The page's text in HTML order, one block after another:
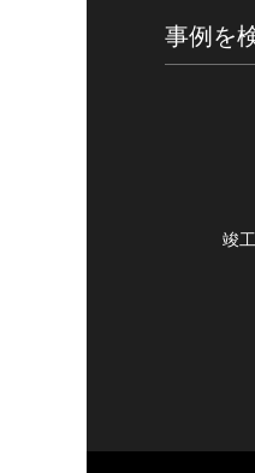
事例を
竣